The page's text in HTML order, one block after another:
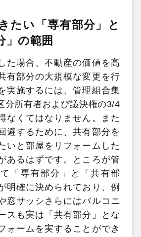
たい「専有部分」と
」の範囲
た場合、不動産の価値を高
有部分の大規模な変更を行
実施するには、管理組合集
分所有者および議決権の3/4
なくてはなりません。また
避するために、共有部分を
いと部屋をリフォームした
あるはずです。ところが管
「専有部分」と「共有部
明確に決められており、例
窓サッシさらにはバルコニ
スも実は「共有部分」とな
ォームを実することができ